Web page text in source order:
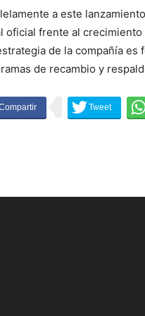
a este
oficial frente al
de la compañía
de recambio y